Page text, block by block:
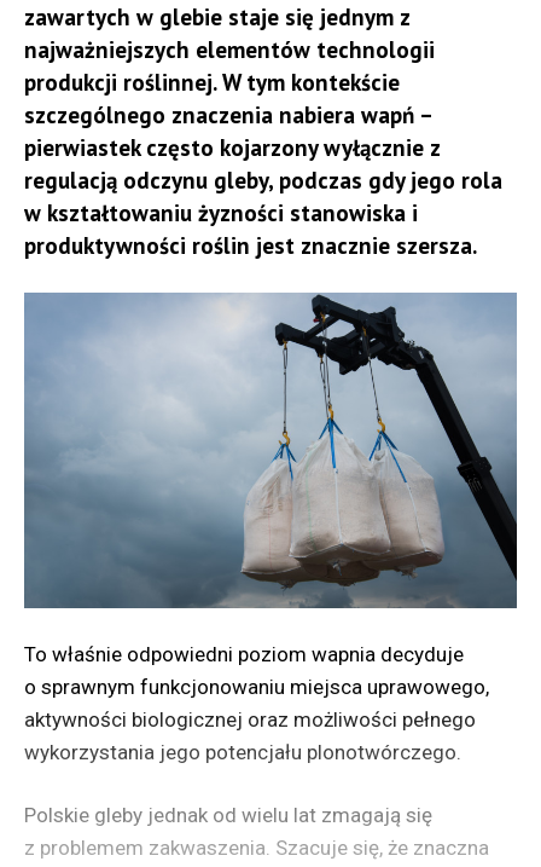
zawartych w glebie staje się jednym z
najważniejszych elementów technologii
produkcji roślinnej. W tym kontekście
szczególnego znaczenia nabiera wapń –
pierwiastek często kojarzony wyłącznie z
regulacją odczynu gleby, podczas gdy jego rola
w kształtowaniu żyzności stanowiska i
produktywności roślin jest znacznie szersza.
To właśnie odpowiedni poziom wapnia decyduje
o sprawnym funkcjonowaniu miejsca uprawowego,
aktywności biologicznej oraz możliwości pełnego
wykorzystania jego potencjału plonotwórczego.
Polskie gleby jednak od wielu lat zmagają się
z problemem zakwaszenia. Szacuje się, że znaczna